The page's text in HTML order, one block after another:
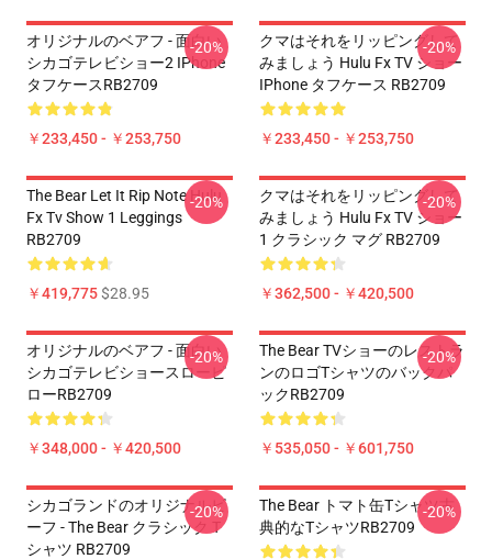
オリジナルのベアフ - 面白い
シカゴテレビショー2 IPhone
タフケースRB2709
￥233,450 - ￥253,750
-20%
クマはそれをリッピングして
みましょう Hulu Fx TV ショー
IPhone タフケース RB2709
￥233,450 - ￥253,750
-20%
The Bear Let It Rip Note Hulu
Fx Tv Show 1 Leggings
RB2709
￥419,775$28.95
-20%
クマはそれをリッピングして
みましょう Hulu Fx TV ショー
1 クラシック マグ RB2709
￥362,500 - ￥420,500
-20%
オリジナルのベアフ - 面白い
シカゴテレビショースローピ
ローRB2709
￥348,000 - ￥420,500
-20%
The Bear TVショーのレストラ
ンのロゴTシャツのバックパ
ックRB2709
￥535,050 - ￥601,750
-20%
シカゴランドのオリジナルビ
ーフ - The Bear クラシック T
シャツ RB2709
-20%
The Bear トマト缶Tシャツ古
典的なTシャツRB2709
-20%